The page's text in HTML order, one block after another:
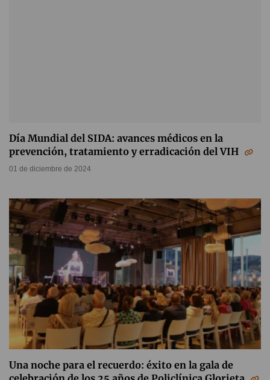
Día Mundial del SIDA: avances médicos en la
prevención, tratamiento y erradicación del VIH
01 de diciembre de 2024
Una noche para el recuerdo: éxito en la gala de